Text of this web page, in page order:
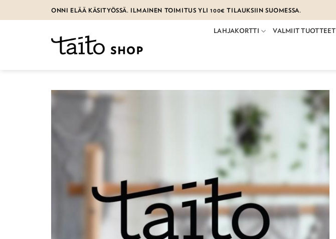
to
ONNI ELÄÄ KÄSITYÖSSÄ. ILMAINEN TOIMITUS YLI 100€ TILAUKSIIN SUOMESSA.
LAHJAKORTTI VALMIIT TUOTTEET